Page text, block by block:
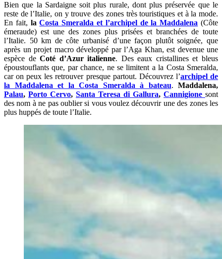
Bien que la Sardaigne soit plus rurale, dont plus préservée que le
reste de l’Italie, on y trouve des zones très touristiques et à la mode.
En fait, laCosta Smeralda et l’archipel de la Maddalena (Côte
émeraude) est une des zones plus prisées et branchées de toute
l’Italie. 50 km de côte urbanisé d’une façon plutôt soignée, que
après un projet macro développé par l’Aga Khan, est devenue une
espèce deCoté d’Azur italienne. Des eaux cristallines et bleus
époustouflants que, par chance, ne se limitent a la Costa Smeralda,
car on peux les retrouver presque partout. Découvrez l’archipel de
la Maddalena et la Costa Smeralda à bateau. Maddalena,
Palau, Porto Cervo, Santa Teresa di Gallura, Cannigione sont
des nom à ne pas oublier si vous voulez découvrir une des zones les
plus huppés de toute l’Italie.